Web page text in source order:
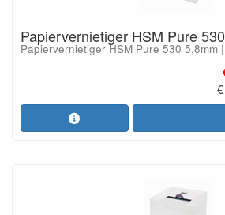
Papiervernietiger HSM Pure
Papiervernietiger HSM Pure 530 5,8mm